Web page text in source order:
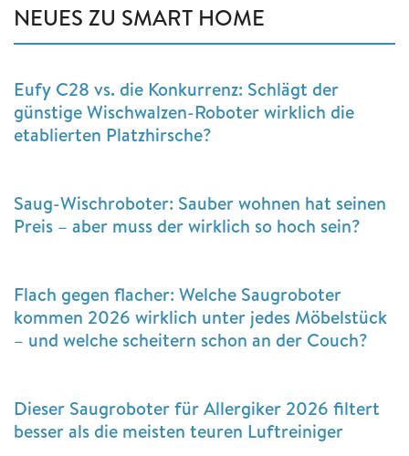
NEUES ZU SMART HOME
Eufy C28 vs. die Konkurrenz: Schlägt der
günstige Wischwalzen-Roboter wirklich die
etablierten Platzhirsche?
Saug-Wischroboter: Sauber wohnen hat seinen
Preis – aber muss der wirklich so hoch sein?
Flach gegen flacher: Welche Saugroboter
kommen 2026 wirklich unter jedes Möbelstück
– und welche scheitern schon an der Couch?
Dieser Saugroboter für Allergiker 2026 filtert
besser als die meisten teuren Luftreiniger